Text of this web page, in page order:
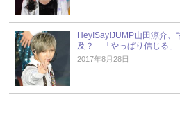
Hey!Say!JUMP山田涼介、
及？ 「やっぱり信じる」
2017年8月28日